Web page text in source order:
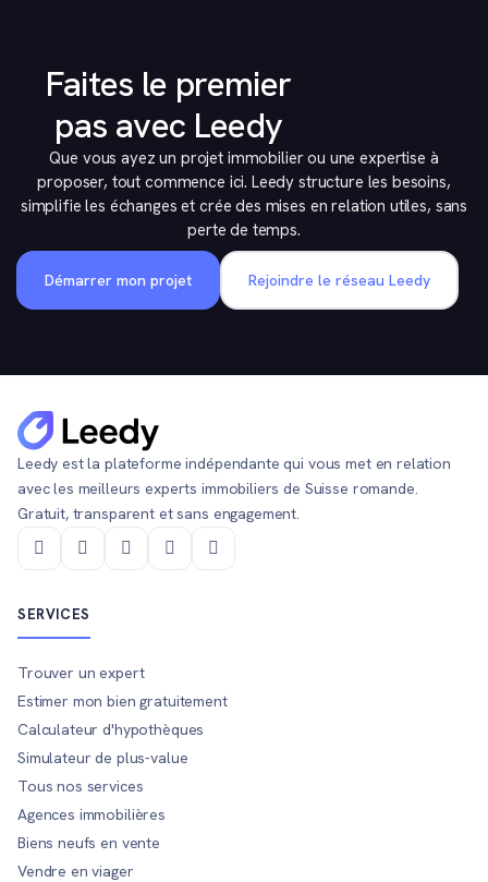
Faites le premier
pas avec Leedy
Que vous ayez un projet immobilier ou une expertise à
proposer, tout commence ici. Leedy structure les besoins,
simplifie les échanges et crée des mises en relation utiles, sans
perte de temps.
Démarrer mon projet Rejoindre le réseau Leedy
Leedy est la plateforme indépendante qui vous met en relation
avec les meilleurs experts immobiliers de Suisse romande.
Gratuit, transparent et sans engagement.
SERVICES
Trouver un expert
Estimer mon bien gratuitement
Calculateur d'hypothèques
Simulateur de plus-value
Tous nos services
Agences immobilières
Biens neufs en vente
Vendre en viager